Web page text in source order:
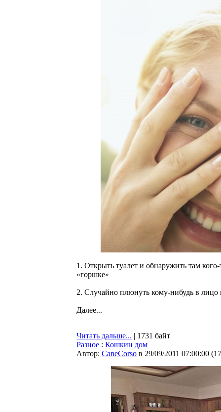
1. Открыть туалет и обнаружить там
«горшке»
2. Случайно плюнуть кому-нибудь в лицо
Далее...
Читать дальше... | 1731 байт
Разное : Кошкин дом
Автор: CaneCorso в 29/09/2011 07:00:00 (